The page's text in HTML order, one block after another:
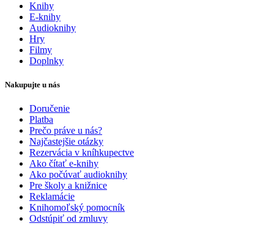
Knihy
E-knihy
Audioknihy
Hry
Filmy
Doplnky
Nakupujte u nás
Doručenie
Platba
Prečo práve u nás?
Najčastejšie otázky
Rezervácia v kníhkupectve
Ako čítať e-knihy
Ako počúvať audioknihy
Pre školy a knižnice
Reklamácie
Knihomoľský pomocník
Odstúpiť od zmluvy